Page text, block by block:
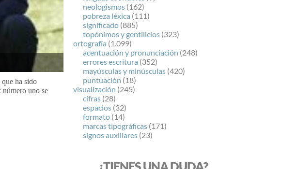
neologismos (162)
pobreza léxica (111)
significado (885)
topónimos y gentilicios (323)
ortografía (1.099)
acentuación y pronunciación (248)
errores escritura (352)
mayúsculas y minúsculas (420)
puntuación (18)
visualización (245)
cifras (28)
espacios (32)
formato (14)
marcas tipográficas (171)
signos auxiliares (23)
ha sido
uno se
¿TIENES UNA DUDA?